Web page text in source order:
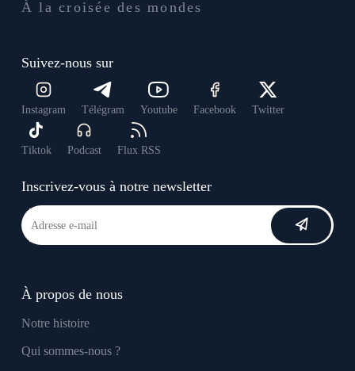
À la croisée des mondes
Suivez-nous sur
Instagram Télégram Youtube Facebook Twitter
Tiktok Podcast Flux RSS
Inscrivez-vous à notre newsletter
À propos de nous
Notre histoire
Qui sommes-nous ?